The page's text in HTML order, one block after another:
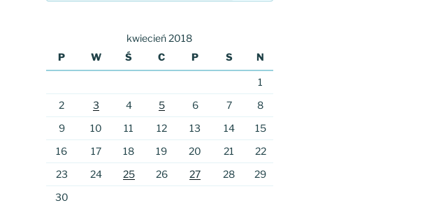
kwiecień 2018
P
W Ś C P S N
1
2
3 4 5 6 7
8
9
10 11 12 13 14
15
16
17 18 19 20 21
22
23
24 25 26 27 28
29
30